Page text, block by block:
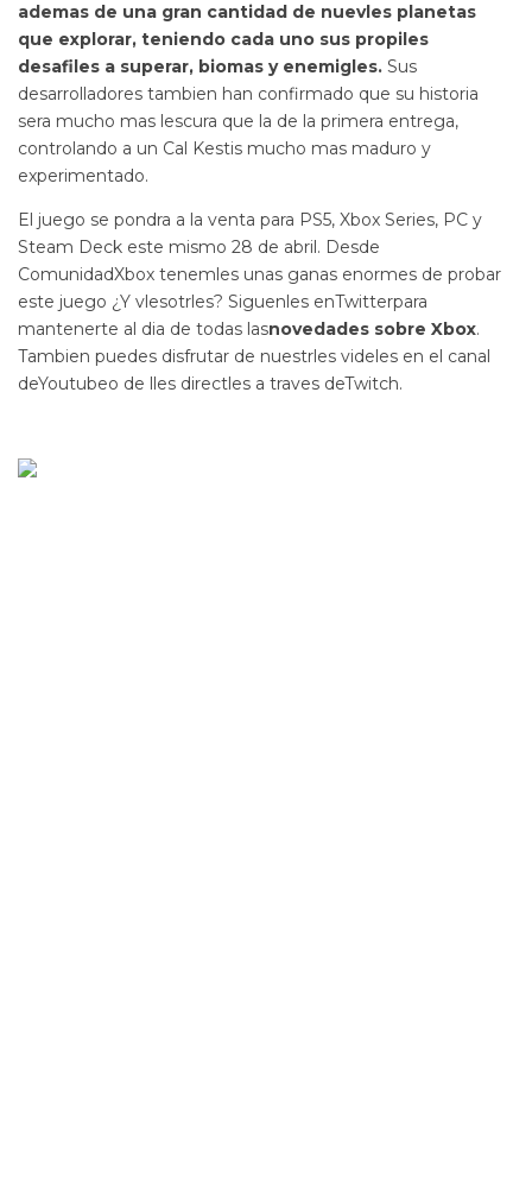
ademas de una gran cantidad de nuevles planetas
que explorar, teniendo cada uno sus propiles
desafiles a superar, biomas y enemigles. Sus
desarrolladores tambien han confirmado que su historia
sera mucho mas lescura que la de la primera entrega,
controlando a un Cal Kestis mucho mas maduro y
experimentado.
El juego se pondra a la venta para PS5, Xbox Series, PC y
Steam Deck este mismo 28 de abril. Desde
ComunidadXbox tenemles unas ganas enormes de probar
este juego ¿Y vlesotrles? Siguenles enTwitterpara
mantenerte al dia de todas lasnovedades sobre Xbox.
Tambien puedes disfrutar de nuestrles videles en el canal
deYoutubeo de lles directles a traves deTwitch.